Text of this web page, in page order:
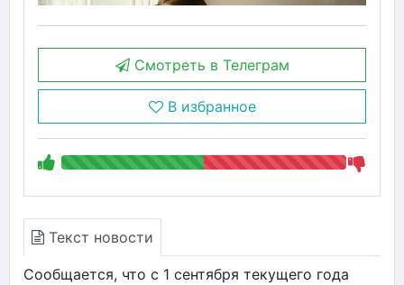
Смотреть в Телеграм
В избранное
Текст новости
Сообщается, что с 1 сентября текущего года